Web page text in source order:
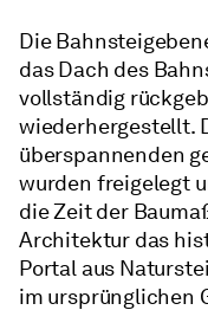
Die
das Dach des
vollständig
wiederhergestellt.
überspannenden
wurden freigelegt
die Zeit der
Architektur das
Portal aus
im ursprünglichen